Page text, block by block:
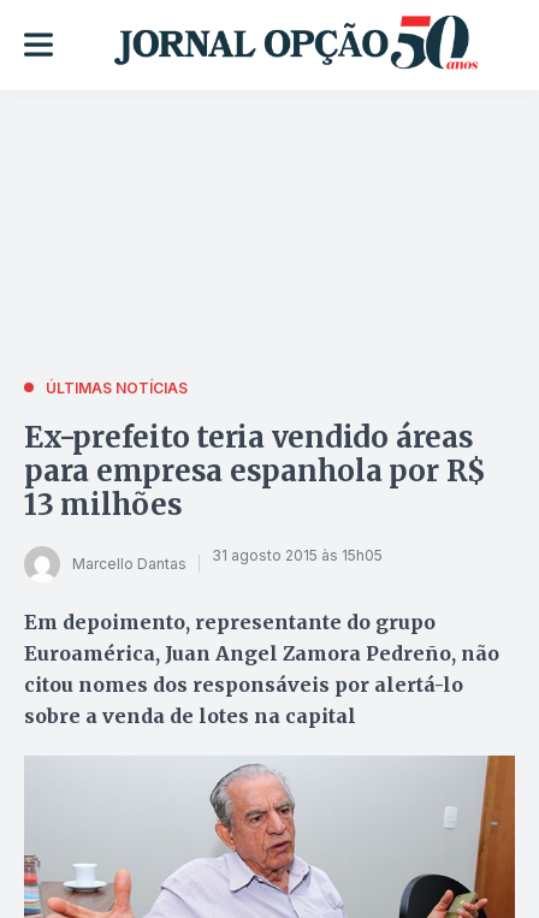
ÚLTIMAS NOTÍCIAS
Ex-prefeito teria vendido áreas
para empresa espanhola por R$
13 milhões
Marcello Dantas 31 agosto 2015 às 15h05
Em depoimento, representante do grupo
Euroamérica, Juan Angel Zamora Pedreño, não
citou nomes dos responsáveis por alertá-lo
sobre a venda de lotes na capital